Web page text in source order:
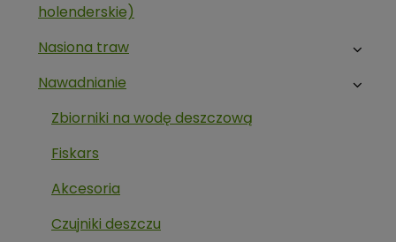
holenderskie)
Nasiona traw
Nawadnianie
Zbiorniki na wodę deszczową
Fiskars
Akcesoria
Czujniki deszczu